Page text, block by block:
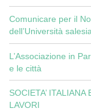
Comunicare per il
dell’Università
L’Associazione in
e le città
SOCIETA’
LAVORI